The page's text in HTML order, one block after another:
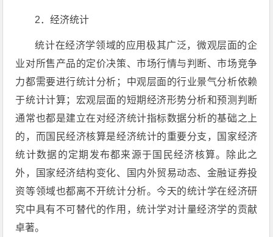
2．经济统计
统计在经济学领域的应用极其广泛，微观层面的企
业对所售产品的定价决策、市场行情与判断、市场竞争
力都需要进行统计分析；中观层面的行业景气分析依赖
于统计计算；宏观层面的短期经济形势分析和预测判断
通常也都是建立在对经济统计指标数据分析的基础之上
的，而国民经济核算是经济统计的重要分支，国家经济
统计数据的定期发布都来源于国民经济核算。除此之
外，国家经济结构变化、国内外贸易动态、金融证券投
资等领域也都离不开统计分析。今天的统计学在经济研
究中具有不可替代的作用，统计学对计量经济学的贡献
卓著。